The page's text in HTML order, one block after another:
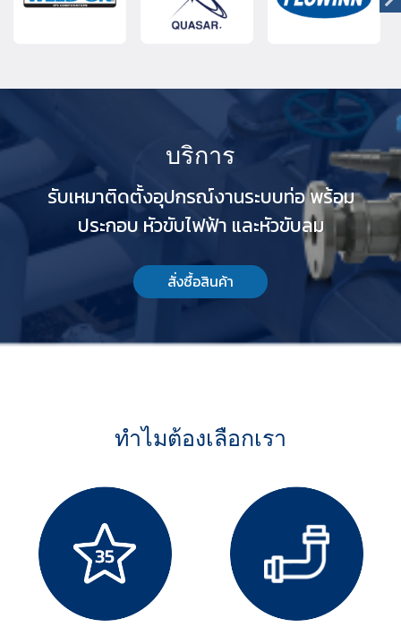
บริการ
รับเหมาติดตั้งอุปกรณ์งานระบบท่อ พร้อม
ประกอบ หัวขับไฟฟ้า และหัวขับลม
สั่งซื้อสินค้า
ทำไมต้องเลือกเรา